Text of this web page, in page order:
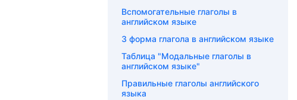
Вспомогательные глаголы в
английском языке
3 форма глагола в английском языке
Таблица "Модальные глаголы в
английском языке"
Правильные глаголы английского
языка